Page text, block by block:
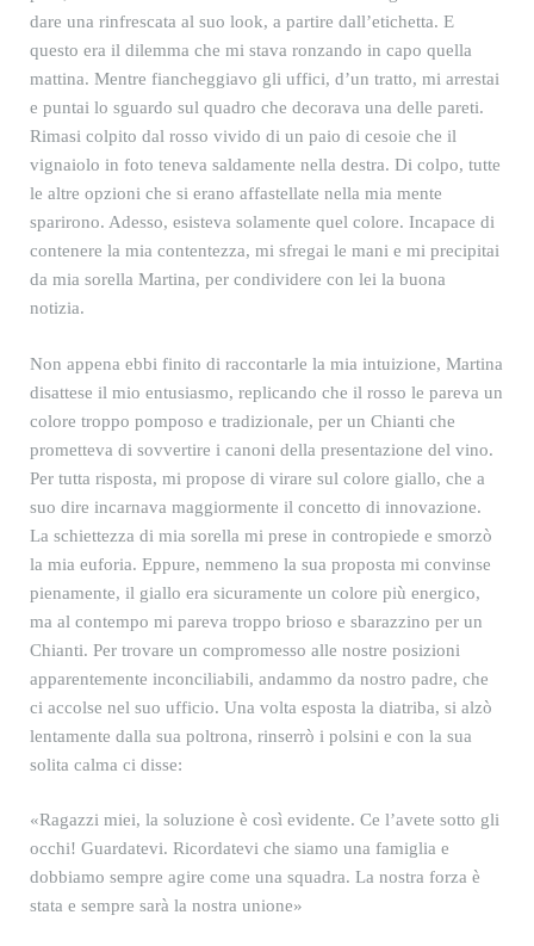
dare una rinfrescata al suo look, a partire dall’etichetta. E
questo era il dilemma che mi stava ronzando in capo quella
mattina. Mentre fiancheggiavo gli uffici, d’un tratto, mi arrestai
e puntai lo sguardo sul quadro che decorava una delle pareti.
Rimasi colpito dal rosso vivido di un paio di cesoie che il
vignaiolo in foto teneva saldamente nella destra. Di colpo, tutte
le altre opzioni che si erano affastellate nella mia mente
sparirono. Adesso, esisteva solamente quel colore. Incapace di
contenere la mia contentezza, mi sfregai le mani e mi precipitai
da mia sorella Martina, per condividere con lei la buona
notizia.
Non appena ebbi finito di raccontarle la mia intuizione, Martina
disattese il mio entusiasmo, replicando che il rosso le pareva un
colore troppo pomposo e tradizionale, per un Chianti che
prometteva di sovvertire i canoni della presentazione del vino.
Per tutta risposta, mi propose di virare sul colore giallo, che a
suo dire incarnava maggiormente il concetto di innovazione.
La schiettezza di mia sorella mi prese in contropiede e smorzò
la mia euforia. Eppure, nemmeno la sua proposta mi convinse
pienamente, il giallo era sicuramente un colore più energico,
ma al contempo mi pareva troppo brioso e sbarazzino per un
Chianti. Per trovare un compromesso alle nostre posizioni
apparentemente inconciliabili, andammo da nostro padre, che
ci accolse nel suo ufficio. Una volta esposta la diatriba, si alzò
lentamente dalla sua poltrona, rinserrò i polsini e con la sua
solita calma ci disse:
«Ragazzi miei, la soluzione è così evidente. Ce l’avete sotto gli
occhi! Guardatevi. Ricordatevi che siamo una famiglia e
dobbiamo sempre agire come una squadra. La nostra forza è
stata e sempre sarà la nostra unione»